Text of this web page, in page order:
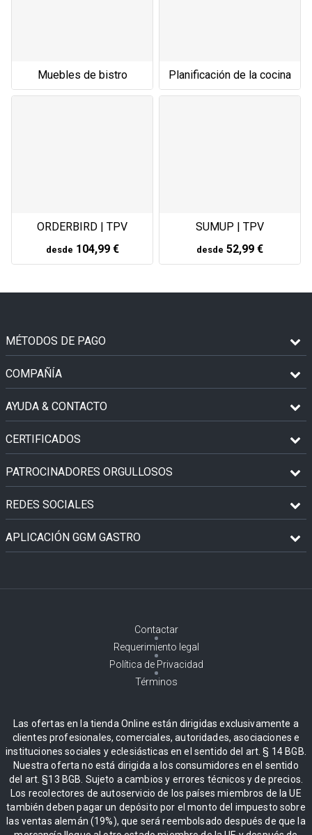
Muebles de bistro Planificación de la cocina
ORDERBIRD | TPV
desde 104,99 €
SUMUP | TPV
desde 52,99 €
MÉTODOS DE PAGO
COMPAÑÍA
AYUDA & CONTACTO
CERTIFICADOS
PATROCINADORES ORGULLOSOS
REDES SOCIALES
APLICACIÓN GGM GASTRO
Contactar
Requerimiento legal
Política de Privacidad
Términos
Las ofertas en la tienda Online están dirigidas exclusivamente a
clientes profesionales, comerciales, autoridades, asociaciones e
instituciones sociales y eclesiásticas en el sentido del art. § 14 BGB.
Nuestra oferta no está dirigida a los consumidores en el sentido
del art. §13 BGB. Sujeto a cambios y errores técnicos y de precios.
Los recolectores de autoservicio de los países miembros de la UE
también deben pagar un depósito por el monto del impuesto sobre
las ventas alemán (19%), que será reembolsado después de que la